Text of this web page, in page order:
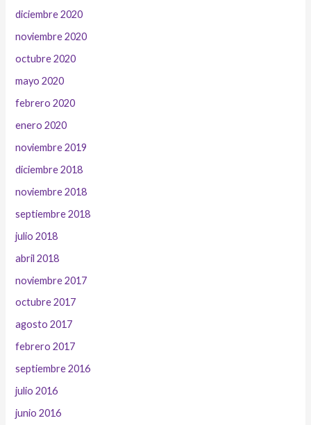
diciembre 2020
noviembre 2020
octubre 2020
mayo 2020
febrero 2020
enero 2020
noviembre 2019
diciembre 2018
noviembre 2018
septiembre 2018
julio 2018
abril 2018
noviembre 2017
octubre 2017
agosto 2017
febrero 2017
septiembre 2016
julio 2016
junio 2016